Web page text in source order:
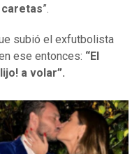
caretas”.
subió el exfutbolista
ese entonces: “El
a volar”.